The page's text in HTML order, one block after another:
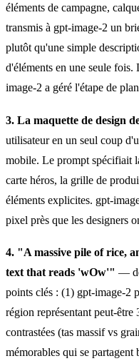
éléments de campagne,
transmis à gpt-image-2 un
plutôt qu'une simple
d'éléments en une seule
image-2 a géré l'étape de
3. La maquette de design
utilisateur en un seul coup
mobile. Le prompt spécifiait
carte héros, la grille de
éléments explicites. gpt-
pixel près que les designers
4. "A massive pile of rice,
text that reads 'wOw'" —
points clés : (1) gpt-image-2
région représentant peut-
contrastées (tas massif vs
mémorables qui se partagent